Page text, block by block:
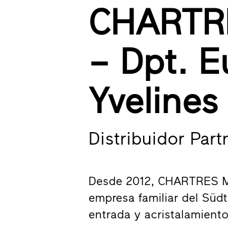
– Dpt.
Distribuidor
Desde 2012,
empresa familiar del
entrada y